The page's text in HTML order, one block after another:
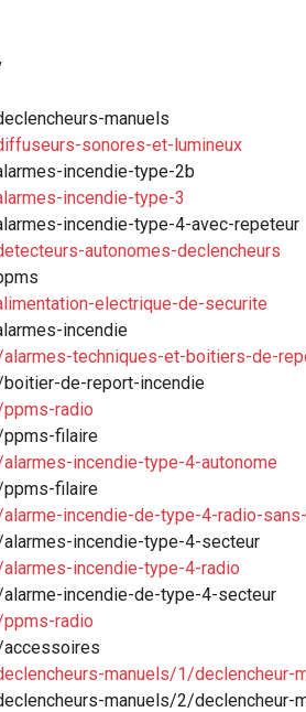
manuels
sonores-et-lumineux
incendie-type-2b
incendie-type-3
incendie-type-4-avec-repeteur
autonomes-declencheurs
electrique-de-securite
incendie
techniques-et-boitiers-de-
de-report-incendie
radio
filaire
incendie-type-4-autonome
filaire
incendie-de-type-4-radio-
incendie-type-4-secteur
incendie-type-4-radio
incendie-de-type-4-secteur
radio
manuels/1/declencheur-
manuels/2/declencheur-